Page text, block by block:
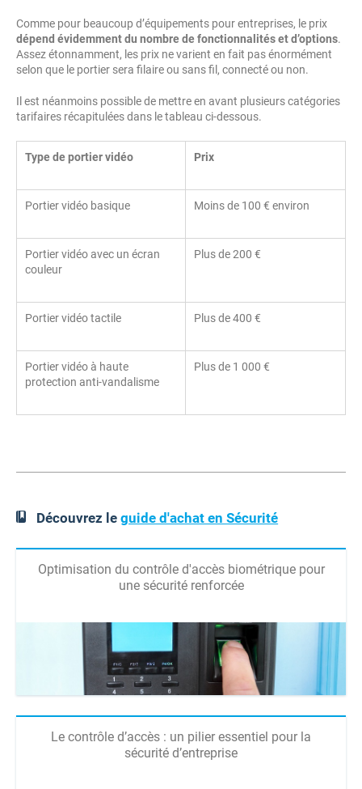
Comme pour beaucoup d’équipements pour entreprises, le prix
dépend évidemment du nombre de fonctionnalités et d’options.
Assez étonnamment, les prix ne varient en fait pas énormément
selon que le portier sera filaire ou sans fil, connecté ou non.
Il est néanmoins possible de mettre en avant plusieurs catégories
tarifaires récapitulées dans le tableau ci-dessous.
Type de portier vidéo Prix
Portier vidéo basique Moins de 100 € environ
Portier vidéo avec un écran
couleur
Plus de 200 €
Portier vidéo tactile Plus de 400 €
Portier vidéo à haute
protection anti-vandalisme
Plus de 1 000 €
Découvrez leguide d'achat en Sécurité
Optimisation du contrôle d'accès biométrique pour
une sécurité renforcée
Le contrôle d’accès : un pilier essentiel pour la
sécurité d’entreprise